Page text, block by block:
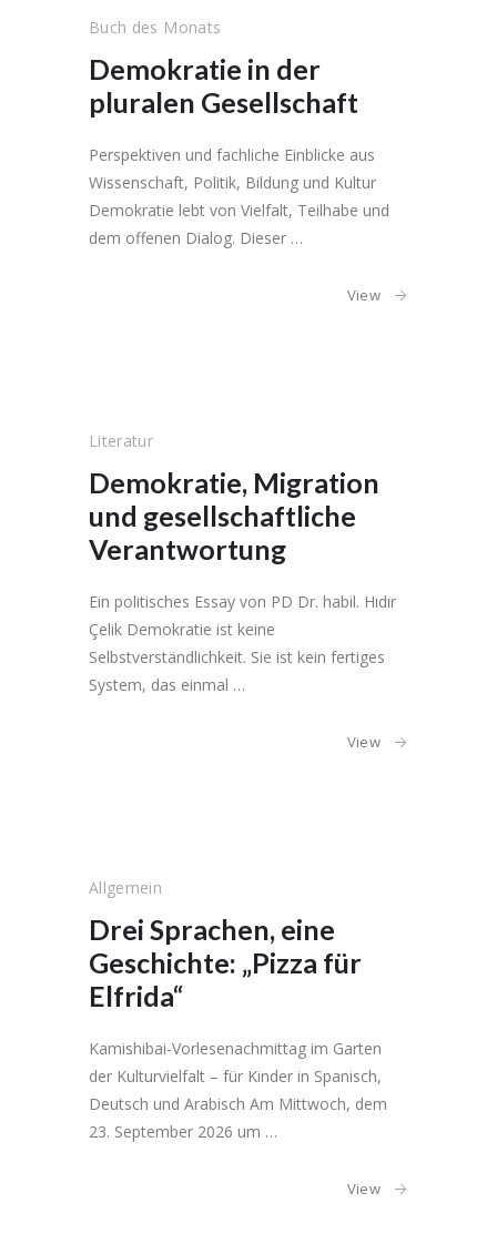
Buch des Monats
Demokratie in der
pluralen Gesellschaft
Perspektiven und fachliche Einblicke aus
Wissenschaft, Politik, Bildung und Kultur
Demokratie lebt von Vielfalt, Teilhabe und
dem offenen Dialog. Dieser …
View
Literatur
Demokratie, Migration
und gesellschaftliche
Verantwortung
Ein politisches Essay von PD Dr. habil. Hıdır
Çelik Demokratie ist keine
Selbstverständlichkeit. Sie ist kein fertiges
System, das einmal …
View
Allgemein
Drei Sprachen, eine
Geschichte: „Pizza für
Elfrida“
Kamishibai-Vorlesenachmittag im Garten
der Kulturvielfalt – für Kinder in Spanisch,
Deutsch und Arabisch Am Mittwoch, dem
23. September 2026 um …
View